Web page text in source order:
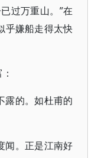
过万重山。”在
乎嫌船走得太快
露的。如杜甫的
闻。正是江南好